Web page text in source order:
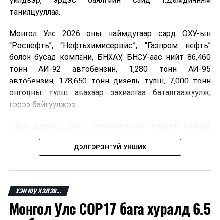
танилцууллаа.
Монгол Улс 2026 оны наймдугаар сард ОХУ-ын
“Роснефть”, “Нефтьхимисервис”, “Газпром нефть”
болон бусад компани, БНХАУ, БНСУ-аас нийт 86,460
тонн АИ-92 автобензин, 1,280 тонн АИ-95
автобензин, 178,650 тонн дизель түлш, 7,000 тонн
онгоцны түлш авахаар захиалгаа баталгаажуулж,
гэрээ байгуулжээ.
Орос, Украины дайнаас шалтгаалсан газрын тосны
үнийн өсөлт дэлхийн зах зээлд буураагүй байна.
дахин өсөж, ОХУ болон бусад эх үүсвэрээс худалдан
авах шатахууны үнэ 1,200-2,000 ам.долларт хүрчээ.
Иймд дотоодын зах зээл дэх үнийн өсөлтийг
ДЭЛГЭРЭНГҮЙ УНШИХ
ХЭН ЮУ ХЭЛЭВ...
Монгол Улс COP17 бага хуралд 6.5